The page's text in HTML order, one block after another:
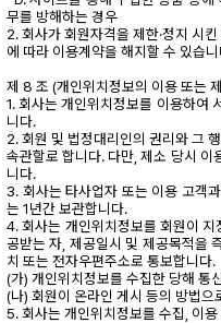
무를 방해하는 경우
2. 회사가 회원자격을 제한·정지 시
에 따라 이용계약을 해지할 수 있습
제 8 조 (개인위치정보의 이용 또는
1. 회사는 개인위치정보를 이용하여
니다.
2. 회원 및 법정대리인의 권리와 그
속관할로 합니다. 다만, 제소 당시 이
니다.
3. 회사는 타사업자 또는 이용 고객
는 1년간 보관합니다.
4. 회사는 개인위치정보를 회원이
공받는 자, 제공일시 및 제공목적을
치 또는 전자우편주소로 통보합니다.
(가) 개인위치정보를 수집한 당해 통
(나) 회원이 온라인 게시 등의 방법
5. 회사는 개인위치정보를 수집, 이